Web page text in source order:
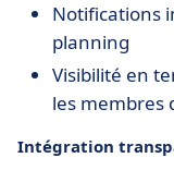
Notifications
planning
Visibilité en
les membres
Intégration